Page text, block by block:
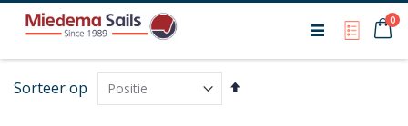
My0
Sorteer op
Van